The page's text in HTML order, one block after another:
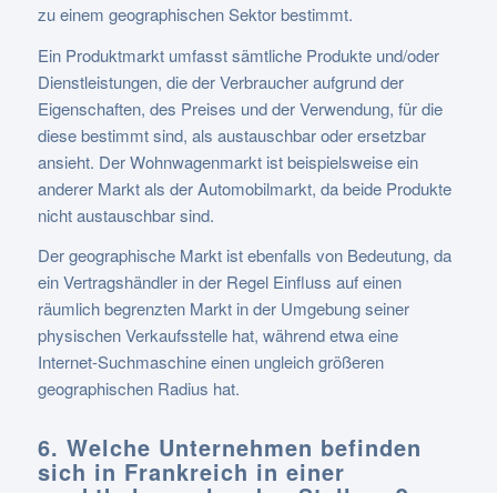
zu einem geographischen Sektor bestimmt.
Ein Produktmarkt umfasst sämtliche Produkte und/oder
Dienstleistungen, die der Verbraucher aufgrund der
Eigenschaften, des Preises und der Verwendung, für die
diese bestimmt sind, als austauschbar oder ersetzbar
ansieht. Der Wohnwagenmarkt ist beispielsweise ein
anderer Markt als der Automobilmarkt, da beide Produkte
nicht austauschbar sind.
Der geographische Markt ist ebenfalls von Bedeutung, da
ein Vertragshändler in der Regel Einfluss auf einen
räumlich begrenzten Markt in der Umgebung seiner
physischen Verkaufsstelle hat, während etwa eine
Internet-Suchmaschine einen ungleich größeren
geographischen Radius hat.
6. Welche Unternehmen befinden
sich in Frankreich in einer